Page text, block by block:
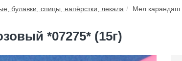
булавки, спицы, напёрстки, лекала Мел карандаш
*07275* (15г)